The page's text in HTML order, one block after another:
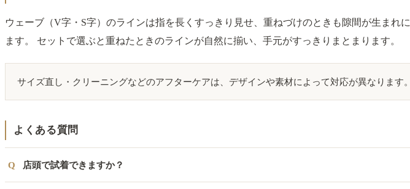
ウェーブ（V字・S字）のラインは指を長くすっきり見せ、重ねづけのときも隙間が生ま
ます。 セットで選ぶと重ねたときのラインが自然に揃い、手元がすっきりまとまります。
サイズ直し・クリーニングなどのアフターケアは、デザインや素材によって対応が異なりま
よくある質問
店頭で試着できますか？